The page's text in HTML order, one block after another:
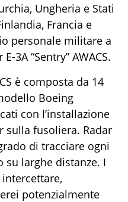
Ungheria e Stati
Francia e
personale militare a
E-3A “Sentry” AWACS.
è composta da 14
Boeing
con l’installazione
sulla fusoliera. Radar
di tracciare ogni
su larghe distanze. I
intercettare,
potenzialmente